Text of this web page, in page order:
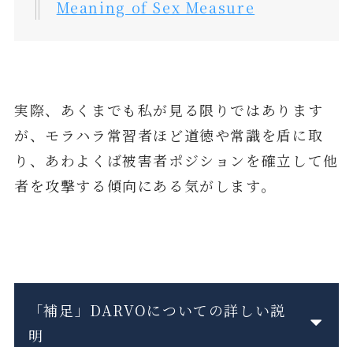
Meaning of Sex Measure
実際、あくまでも私が見る限りではあります
が、モラハラ常習者ほど道徳や常識を盾に取
り、あわよくば被害者ポジションを確立して他
者を攻撃する傾向にある気がします。
「補足」DARVOについての詳しい説
明